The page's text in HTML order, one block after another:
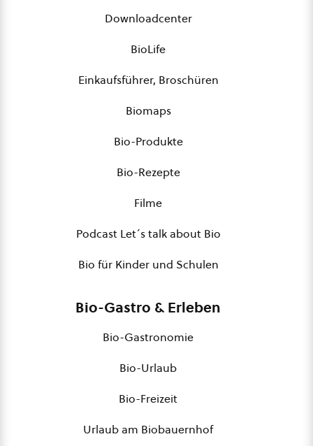
Downloadcenter
BioLife
Einkaufsführer, Broschüren
Biomaps
Bio-Produkte
Bio-Rezepte
Filme
Podcast Let´s talk about Bio
Bio für Kinder und Schulen
Bio-Gastro & Erleben
Bio-Gastronomie
Bio-Urlaub
Bio-Freizeit
Urlaub am Biobauernhof